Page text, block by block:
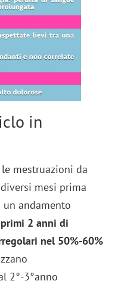
in
mestruazioni da
mesi prima
andamento
2 anni di
nel 50%-60%
2°-3°anno